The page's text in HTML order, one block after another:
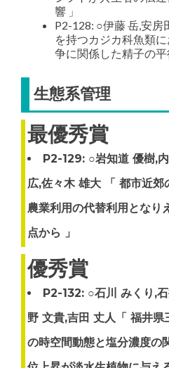
響 」
P2-128: ○伊藤 岳,安房
を持つカジカ科魚類
争に関係した精子の平
生態系管理
最優秀賞
P2-129: ○岩知道 優樹,
広,佐々木 雄大 「 都市近
農業利用の代替利用となり
点から 」
優秀賞
P2-132: ○石川 みくり,
野 文貴,吉田 丈人「 福井県
の時空間動態と塩分濃度の